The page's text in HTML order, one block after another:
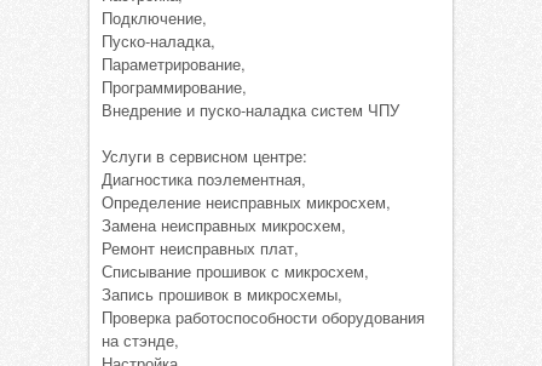
Подключение,
Пуско-наладка,
Параметрирование,
Программирование,
Внедрение и пуско-наладка систем ЧПУ
Услуги в сервисном центре:
Диагностика поэлементная,
Определение неисправных микросхем,
Замена неисправных микросхем,
Ремонт неисправных плат,
Списывание прошивок с микросхем,
Запись прошивок в микросхемы,
Проверка работоспособности оборудования
на стэнде,